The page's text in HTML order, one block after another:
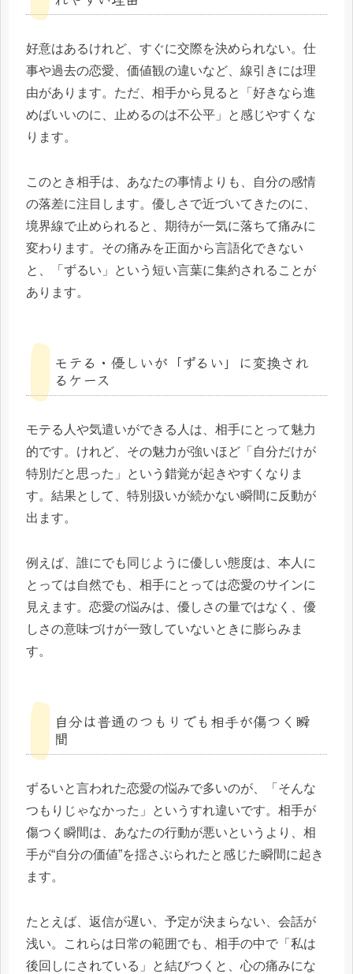
好意はあるけれど、すぐに交際を決められない。仕
事や過去の恋愛、価値観の違いなど、線引きには理
由があります。ただ、相手から見ると「好きなら進
めばいいのに、止めるのは不公平」と感じやすくな
ります。
このとき相手は、あなたの事情よりも、自分の感情
の落差に注目します。優しさで近づいてきたのに、
境界線で止められると、期待が一気に落ちて痛みに
変わります。その痛みを正面から言語化できない
と、「ずるい」という短い言葉に集約されることが
あります。
モテる・優しいが「ずるい」に変換され
るケース
モテる人や気遣いができる人は、相手にとって魅力
的です。けれど、その魅力が強いほど「自分だけが
特別だと思った」という錯覚が起きやすくなりま
す。結果として、特別扱いが続かない瞬間に反動が
出ます。
例えば、誰にでも同じように優しい態度は、本人に
とっては自然でも、相手にとっては恋愛のサインに
見えます。恋愛の悩みは、優しさの量ではなく、優
しさの意味づけが一致していないときに膨らみま
す。
自分は普通のつもりでも相手が傷つく瞬
間
ずるいと言われた恋愛の悩みで多いのが、「そんな
つもりじゃなかった」というすれ違いです。相手が
傷つく瞬間は、あなたの行動が悪いというより、相
手が“自分の価値”を揺さぶられたと感じた瞬間に起き
ます。
たとえば、返信が遅い、予定が決まらない、会話が
浅い。これらは日常の範囲でも、相手の中で「私は
後回しにされている」と結びつくと、心の痛みにな